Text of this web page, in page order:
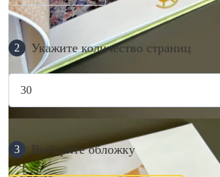
2 Укажите количество страниц
3 Выберите обложку